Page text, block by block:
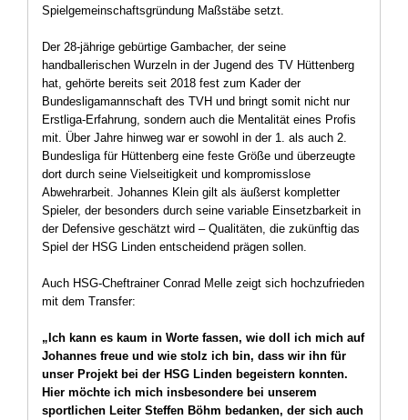
Spielgemeinschaftsgründung Maßstäbe setzt.
Der 28-jährige gebürtige Gambacher, der seine
handballerischen Wurzeln in der Jugend des TV Hüttenberg
hat, gehörte bereits seit 2018 fest zum Kader der
Bundesligamannschaft des TVH und bringt somit nicht nur
Erstliga-Erfahrung, sondern auch die Mentalität eines Profis
mit. Über Jahre hinweg war er sowohl in der 1. als auch 2.
Bundesliga für Hüttenberg eine feste Größe und überzeugte
dort durch seine Vielseitigkeit und kompromisslose
Abwehrarbeit. Johannes Klein gilt als äußerst kompletter
Spieler, der besonders durch seine variable Einsetzbarkeit in
der Defensive geschätzt wird – Qualitäten, die zukünftig das
Spiel der HSG Linden entscheidend prägen sollen.
Auch HSG-Cheftrainer Conrad Melle zeigt sich hochzufrieden
mit dem Transfer:
„Ich kann es kaum in Worte fassen, wie doll ich mich auf
Johannes freue und wie stolz ich bin, dass wir ihn für
unser Projekt bei der HSG Linden begeistern konnten.
Hier möchte ich mich insbesondere bei unserem
sportlichen Leiter Steffen Böhm bedanken, der sich auch